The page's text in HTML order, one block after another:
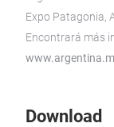
Expo Patagonia,
Encontrará más
Download